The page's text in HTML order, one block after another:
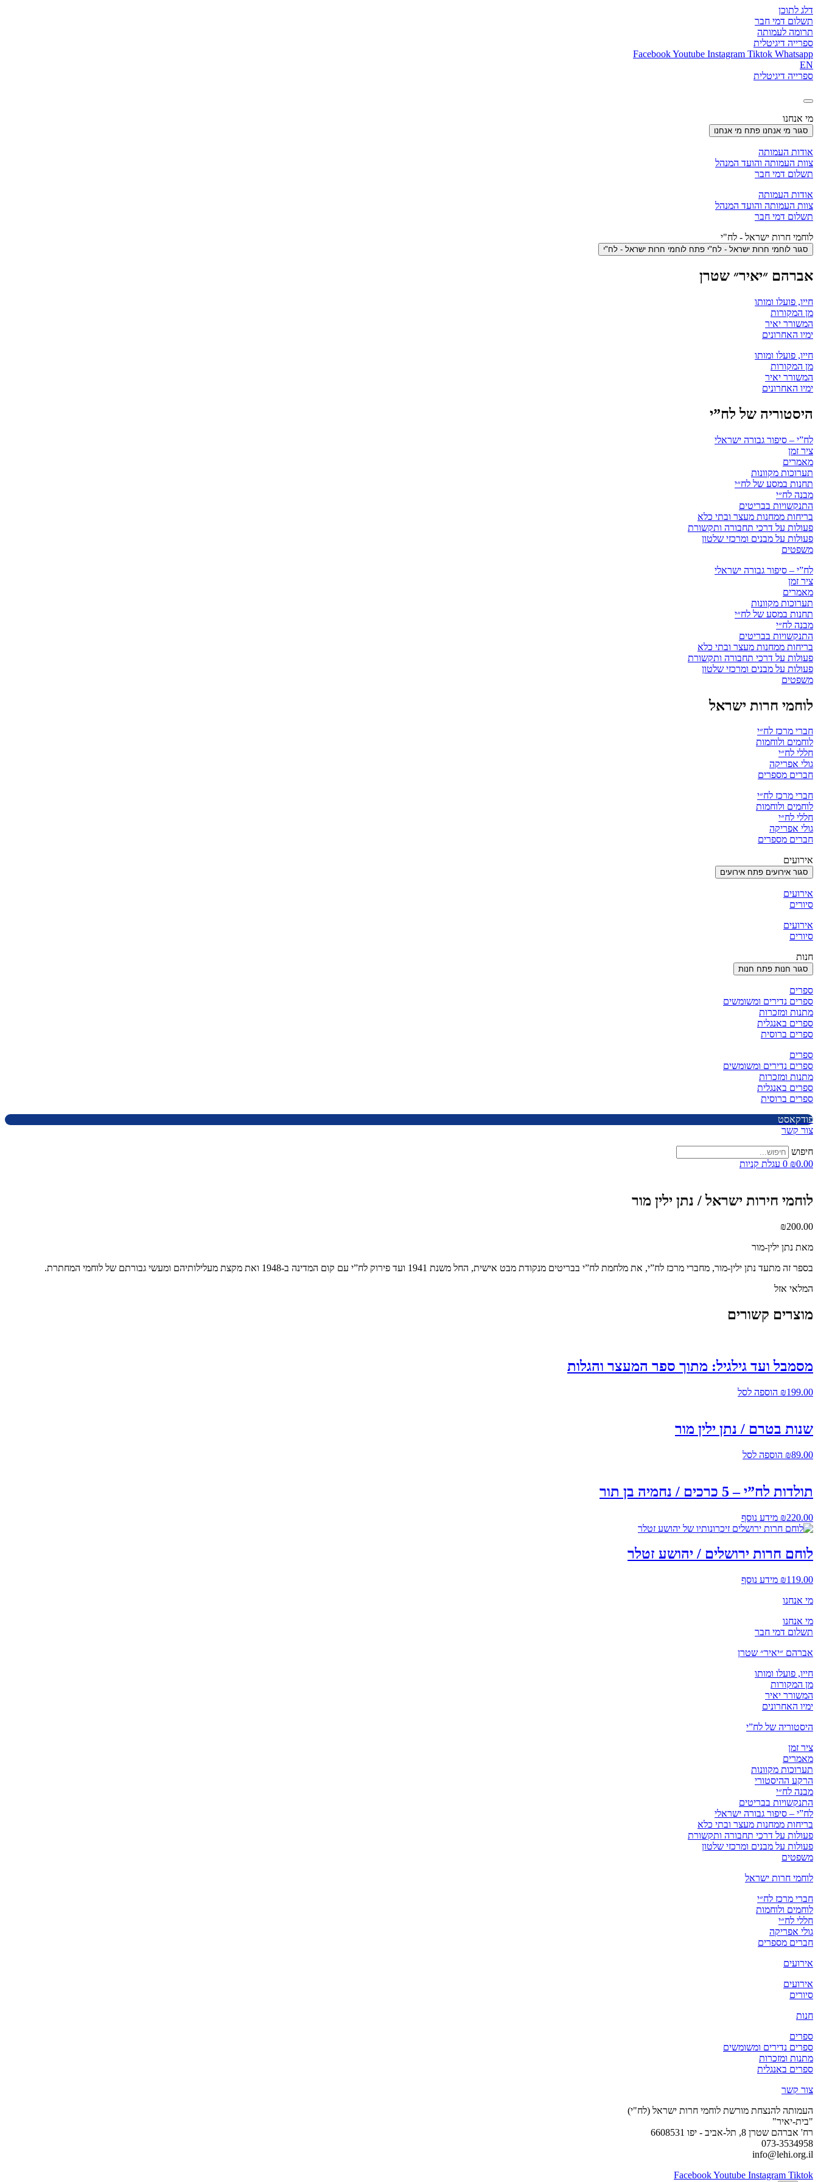
דלג לתוכן
תשלום דמי חבר
תרומה לעמותה
ספרייה דיגיטלית
FacebookYoutube Instagram Tiktok Whatsapp
EN
ספרייה דיגיטלית
מי אנחנו
סגור מי אנחנו פתח מי אנחנו
אודות העמותה
צוות העמותה והועד המנהל
תשלום דמי חבר
אודות העמותה
צוות העמותה והועד המנהל
תשלום דמי חבר
לוחמי חרות ישראל - לח"י
סגור לוחמי חרות ישראל - לח"י פתח לוחמי חרות ישראל - לח"י
אברהם ״יאיר״ שטרן
חייו, פועלו ומותו
מן המקורות
המשורר יאיר
ימיו האחרונים
חייו, פועלו ומותו
מן המקורות
המשורר יאיר
ימיו האחרונים
היסטוריה של לח”י
לח”י – סיפור גבורה ישראלי
ציר זמן
מאמרים
תערוכות מקוונות
תחנות במסע של לח״י
מבנה לח״י
התנקשויות בבריטים
בריחות ממחנות מעצר ובתי כלא
פעולות על דרכי תחבורה ותקשורת
פעולות על מבנים ומרכזי שלטון
משפטים
לח”י – סיפור גבורה ישראלי
ציר זמן
מאמרים
תערוכות מקוונות
תחנות במסע של לח״י
מבנה לח״י
התנקשויות בבריטים
בריחות ממחנות מעצר ובתי כלא
פעולות על דרכי תחבורה ותקשורת
פעולות על מבנים ומרכזי שלטון
משפטים
לוחמי חרות ישראל
חברי מרכז לח״י
לוחמים ולוחמות
חללי לח״י
גולי אפריקה
חברים מספרים
חברי מרכז לח״י
לוחמים ולוחמות
חללי לח״י
גולי אפריקה
חברים מספרים
אירועים
סגור אירועים פתח אירועים
אירועים
סיורים
אירועים
סיורים
חנות
סגור חנות פתח חנות
ספרים
ספרים נדירים ומשומשים
מתנות ומזכרות
ספרים באנגלית
ספרים ברוסית
ספרים
ספרים נדירים ומשומשים
מתנות ומזכרות
ספרים באנגלית
ספרים ברוסית
פודקאסט
צור קשר
חיפוש
₪0.00
0 עגלת קניות
לוחמי חירות ישראל / נתן ילין מור
₪200.00
מאת נתן ילין-מור
בספר זה מתעד נתן ילין-מור, מחברי מרכז לח”י, את מלחמת לח”י בבריטים מנקודת מבט אישית, החל משנת 1941 ועד פירוק לח”י עם קום המדינה ב-1948 ואת מקצת מעלילותיהם ומעשי גבורתם של לוחמי המחתרת.
המלאי אזל
מוצרים קשורים
מסמבל ועד גילגיל: מתוך ספר המעצר והגלות
₪199.00 הוספה לסל
שנות בטרם / נתן ילין מור
₪89.00 הוספה לסל
תולדות לח”י – 5 כרכים / נחמיה בן תור
₪220.00 מידע נוסף
לוחם חרות ירושלים / יהושע זטלר
₪119.00
מידע נוסף
מי אנחנו
מי אנחנו
תשלום דמי חבר
אברהם ״יאיר״ שטרן
חייו, פועלו ומותו
מן המקורות
המשורר יאיר
ימיו האחרונים
היסטוריה של לח”י
ציר זמן
מאמרים
תערוכות מקוונות
הרקע ההיסטורי
מבנה לח״י
התנקשויות בבריטים
לח”י – סיפור גבורה ישראלי
בריחות ממחנות מעצר ובתי כלא
פעולות על דרכי תחבורה ותקשורת
פעולות על מבנים ומרכזי שלטון
משפטים
לוחמי חרות ישראל
חברי מרכז לח״י
לוחמים ולוחמות
חללי לח״י
גולי אפריקה
חברים מספרים
אירועים
אירועים
סיורים
חנות
ספרים
ספרים נדירים ומשומשים
מתנות ומזכרות
ספרים באנגלית
צור קשר
העמותה להנצחת מורשת לוחמי חרות ישראל (לח"י)
"בית-יאיר"
רח' אברהם שטרן 8, תל-אביב - יפו 6608531
073-3534958
info@lehi.org.il
FacebookYoutube Instagram Tiktok